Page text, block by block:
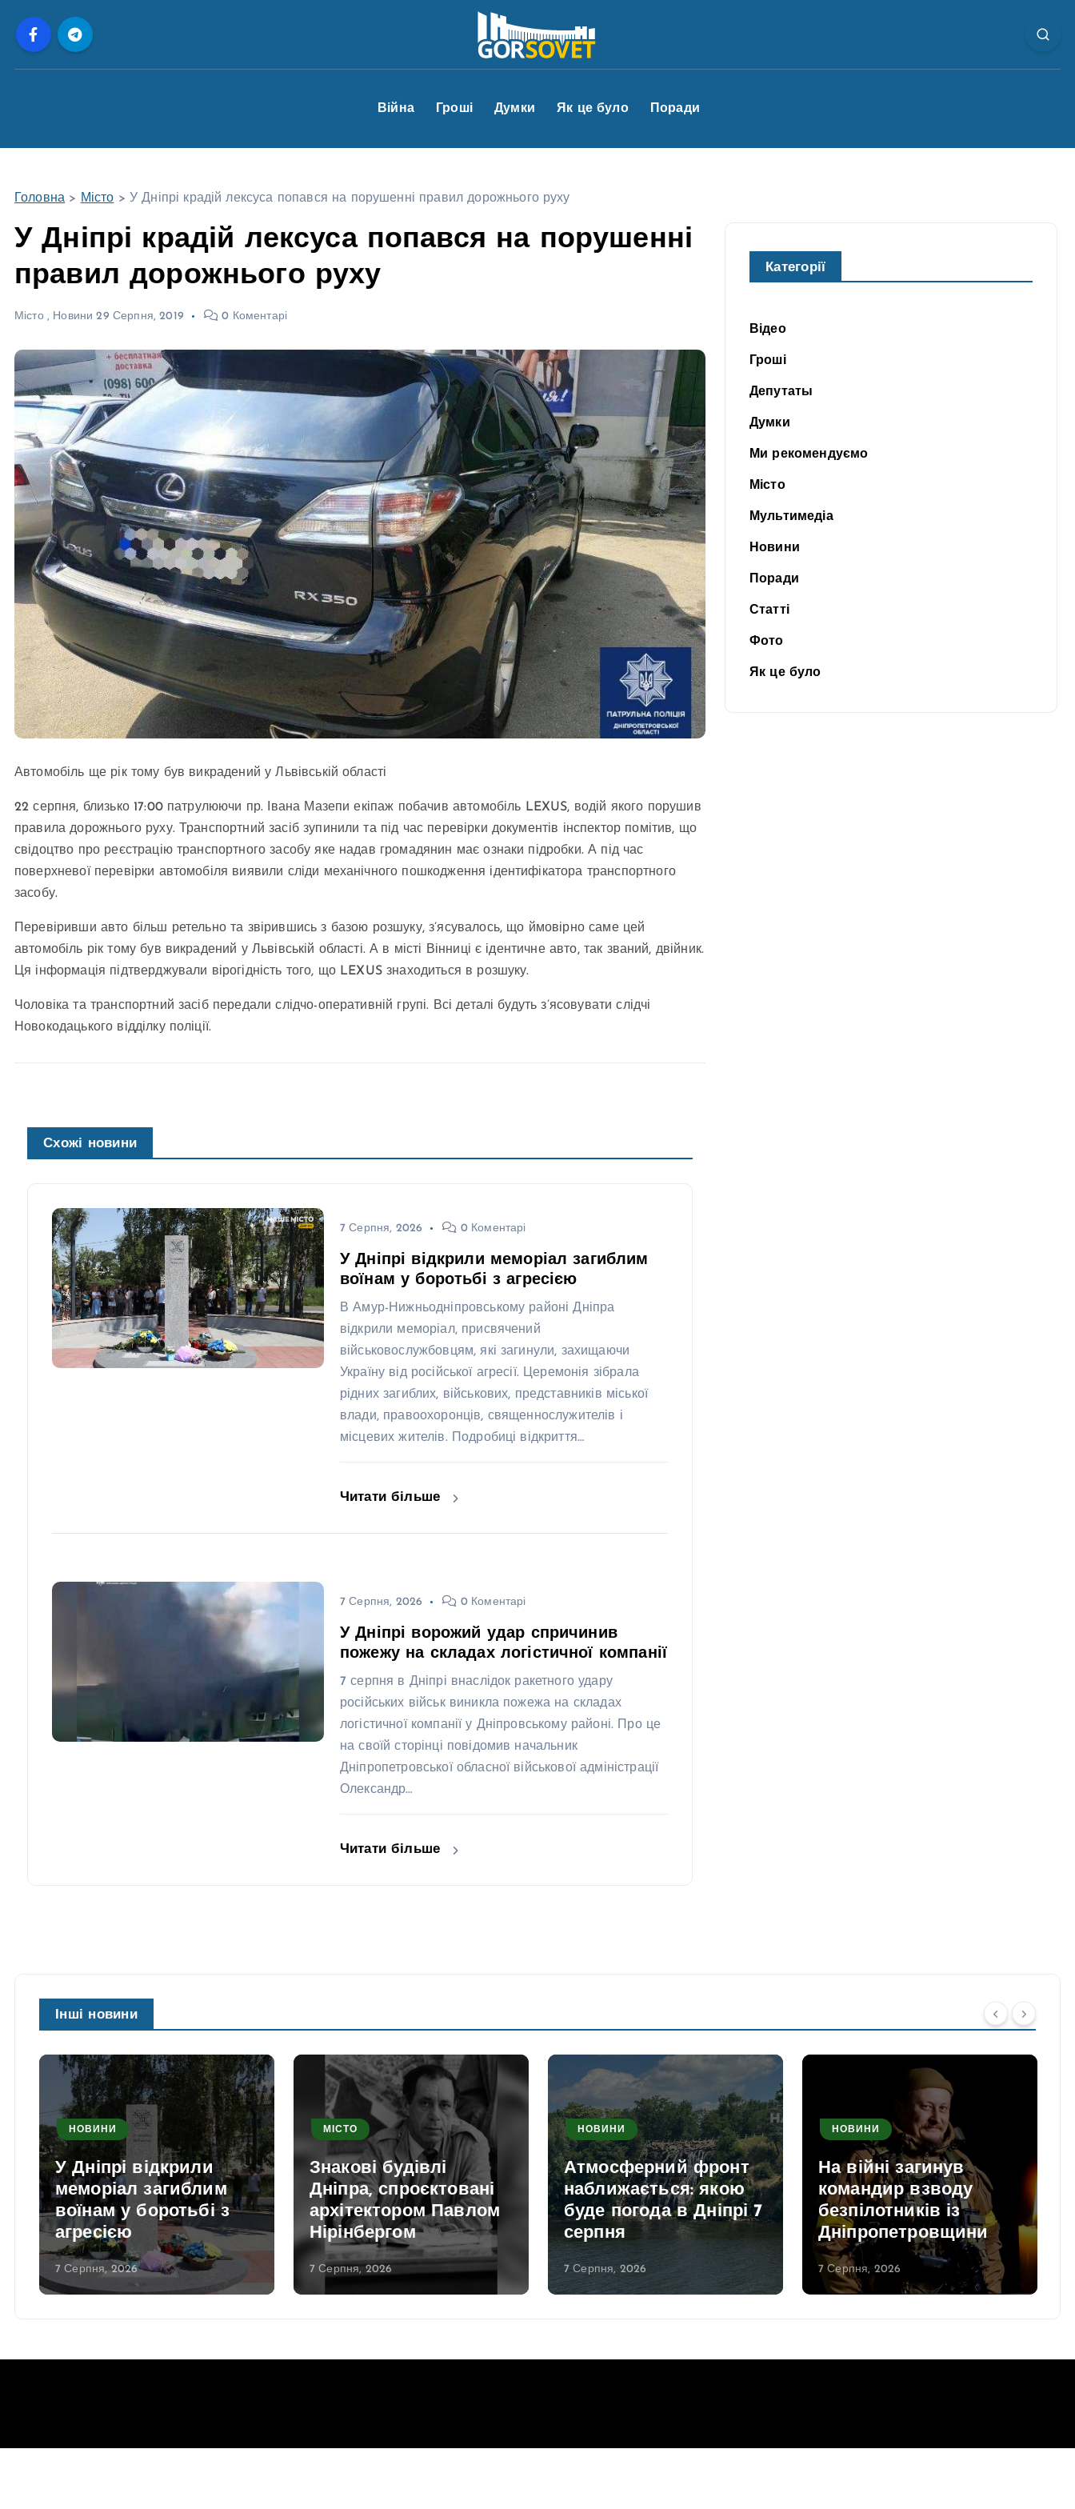
Війна Гроші Думки Як це було Поради
Головна > Місто > У Дніпрі крадій лексуса попався на порушенні правил дорожнього руху
У Дніпрі крадій лексуса попався на порушенні
правил дорожнього руху
Місто, Новини 29 Серпня, 2019 0 Коментарі
Автомобіль ще рік тому був викрадений у Львівській області
22 серпня, близько 17:00 патрулюючи пр. Івана Мазепи екіпаж побачив автомобіль LEXUS, водій якого порушив
правила дорожнього руху. Транспортний засіб зупинили та під час перевірки документів інспектор помітив, що
свідоцтво про реєстрацію транспортного засобу яке надав громадянин має ознаки підробки. А під час
поверхневої перевірки автомобіля виявили сліди механічного пошкодження ідентифікатора транспортного
засобу.
Перевіривши авто більш ретельно та звірившись з базою розшуку, з’ясувалось, що ймовірно саме цей
автомобіль рік тому був викрадений у Львівській області. А в місті Вінниці є ідентичне авто, так званий, двійник.
Ця інформація підтверджували вірогідність того, що LEXUS знаходиться в розшуку.
Чоловіка та транспортний засіб передали слідчо-оперативній групі. Всі деталі будуть з’ясовувати слідчі
Новокодацького відділку поліції.
Схожі новини
7 Серпня, 2026 0 Коментарі
У Дніпрі відкрили меморіал загиблим
воїнам у боротьбі з агресією
В Амур-Нижньодніпровському районі Дніпра
відкрили меморіал, присвячений
військовослужбовцям, які загинули, захищаючи
Україну від російської агресії. Церемонія зібрала
рідних загиблих, військових, представників міської
влади, правоохоронців, священнослужителів і
місцевих жителів. Подробиці відкриття…
Читати більше
7 Серпня, 2026 0 Коментарі
У Дніпрі ворожий удар спричинив
пожежу на складах логістичної компанії
7 серпня в Дніпрі внаслідок ракетного удару
російських військ виникла пожежа на складах
логістичної компанії у Дніпровському районі. Про це
на своїй сторінці повідомив начальник
Дніпропетровської обласної військової адміністрації
Олександр…
Читати більше
Категорії
Відео
Гроші
Депутаты
Думки
Ми рекомендуємо
Місто
Мультимедіа
Новини
Поради
Статті
Фото
Як це було
Інші новини
НОВИНИ
У Дніпрі відкрили
меморіал загиблим
воїнам у боротьбі з
агресією
7 Серпня, 2026
МІСТО
Знакові будівлі
Дніпра, спроєктовані
архітектором Павлом
Нірінбергом
7 Серпня, 2026
НОВИНИ
Атмосферний фронт
наближається: якою
буде погода в Дніпрі 7
серпня
7 Серпня, 2026
НОВИНИ
На війні загинув
командир взводу
безпілотників із
Дніпропетровщини
7 Серпня, 2026